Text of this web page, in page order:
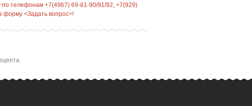
телефонам +7(4967) 69-61-90/91/92, +7(929)
форму <Задать вопрос>!